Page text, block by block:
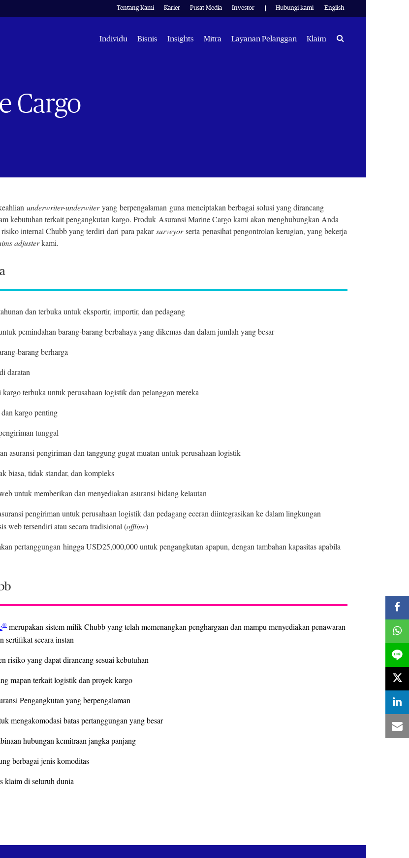
Tentang Kami Karier Pusat Media Investor Hubungi kami English
Individu Bisnis Insights Mitra Layanan Pelanggan Klaim Search
Cargo
underwriter-underwiteryang berpengalaman guna menciptakan berbagai solusi yang dirancang
kebutuhan terkait pengangkutan kargo. Produk Asuransi Marine Cargo kami akan menghubungkan Anda
internal Chubb yang terdiri dari para pakarsurveyorserta penasihat pengontrolan kerugian, yang bekerja
adjusterkami.
dan terbuka untuk eksportir, importir, dan pedagang
pemindahan barang-barang berbahaya yang dikemas dan dalam jumlah yang besar
barang berharga
daratan
kargo terbuka untuk perusahaan logistik dan pelanggan mereka
kargo penting
tunggal
asuransi pengiriman dan tanggung gugat muatan untuk perusahaan logistik
biasa, tidak standar, dan kompleks
untuk memberikan dan menyediakan asuransi bidang kelautan
pengiriman untuk perusahaan logistik dan pedagang eceran diintegrasikan ke dalam lingkungan
web tersendiri atau secara tradisional (offline)
pertanggungan hingga USD25,000,000 untuk pengangkutan apapun, dengan tambahan kapasitas apabila
® merupakan sistem milik Chubb yang telah memenangkan penghargaan dan mampu menyediakan penawaran
sertifikat secara instan
risiko yang dapat dirancang sesuai kebutuhan
mapan terkait logistik dan proyek kargo
Pengangkutan yang berpengalaman
mengakomodasi batas pertanggungan yang besar
hubungan kemitraan jangka panjang
berbagai jenis komoditas
klaim di seluruh dunia